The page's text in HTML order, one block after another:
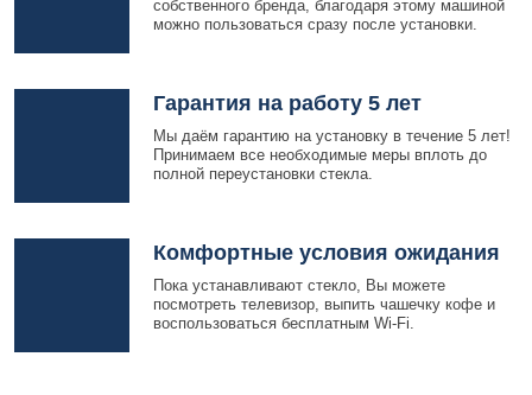
собственного бренда, благодаря этому машиной
можно пользоваться сразу после установки.
Гарантия на работу 5 лет
Мы даём гарантию на установку в течение 5 лет!
Принимаем все необходимые меры вплоть до
полной переустановки стекла.
Комфортные условия ожидания
Пока устанавливают стекло, Вы можете
посмотреть телевизор, выпить чашечку кофе и
воспользоваться бесплатным Wi-Fi.